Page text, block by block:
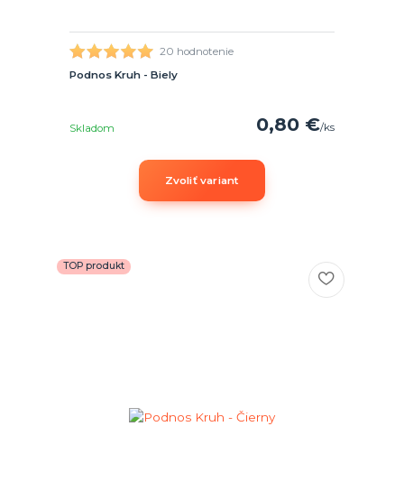
20 hodnotenie
Podnos Kruh - Biely
0,80 €/ks
Skladom
Zvoliť variant
TOP produkt